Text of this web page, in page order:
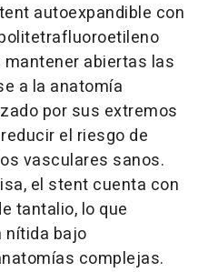
autoexpandible con
mantener abiertas las
a la anatomía
por sus extremos
el riesgo de
vasculares sanos.
el stent cuenta con
tantalio, lo que
nítida bajo
complejas.